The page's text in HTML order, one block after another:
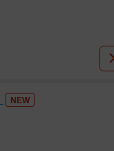
NEW